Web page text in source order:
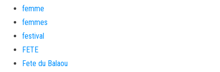
femme
femmes
festival
FETE
Fete du Balaou